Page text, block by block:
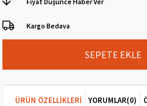
Kargo Bedava
ÜRÜN ÖZELLIKLERI YORUMLAR(0)